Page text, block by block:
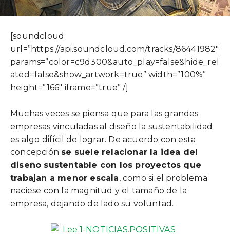
[soundcloud
url=”https://api.soundcloud.com/tracks/86441982″
params=”color=c9d300&auto_play=false&hide_rel
ated=false&show_artwork=true” width=”100%”
height=”166″ iframe=”true” /]
Muchas veces se piensa que para las grandes
empresas vinculadas al diseño la sustentabilidad
es algo difícil de lograr. De acuerdo con esta
concepción se suele relacionar la idea del
diseño sustentable con los proyectos que
trabajan a menor escala, como si el problema
naciese con la magnitud y el tamaño de la
empresa, dejando de lado su voluntad.